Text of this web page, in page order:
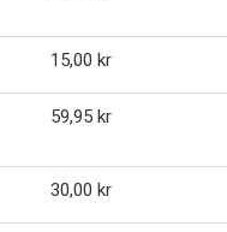
15,00 kr
59,95 kr
30,00 kr